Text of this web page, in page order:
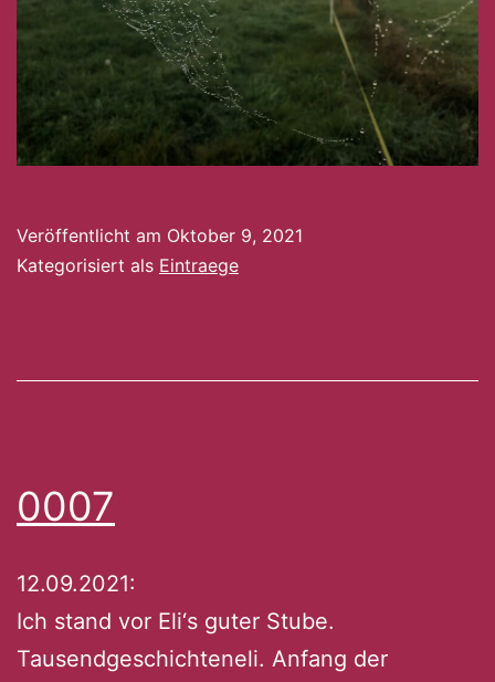
Veröffentlicht am Oktober 9, 2021
Kategorisiert als Eintraege
0007
12.09.2021:
Ich stand vor Eli‘s guter Stube.
Tausendgeschichteneli. Anfang der